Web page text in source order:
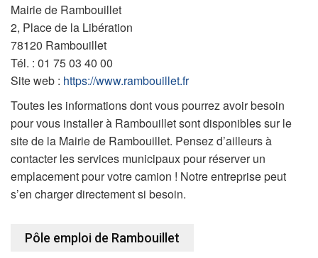
Mairie de Rambouillet
2, Place de la Libération
78120 Rambouillet
Tél. : 01 75 03 40 00
Site web : https://www.rambouillet.fr
Toutes les informations dont vous pourrez avoir besoin
pour vous installer à Rambouillet sont disponibles sur le
site de la Mairie de Rambouillet. Pensez d’ailleurs à
contacter les services municipaux pour réserver un
emplacement pour votre camion ! Notre entreprise peut
s’en charger directement si besoin.
Pôle emploi de Rambouillet